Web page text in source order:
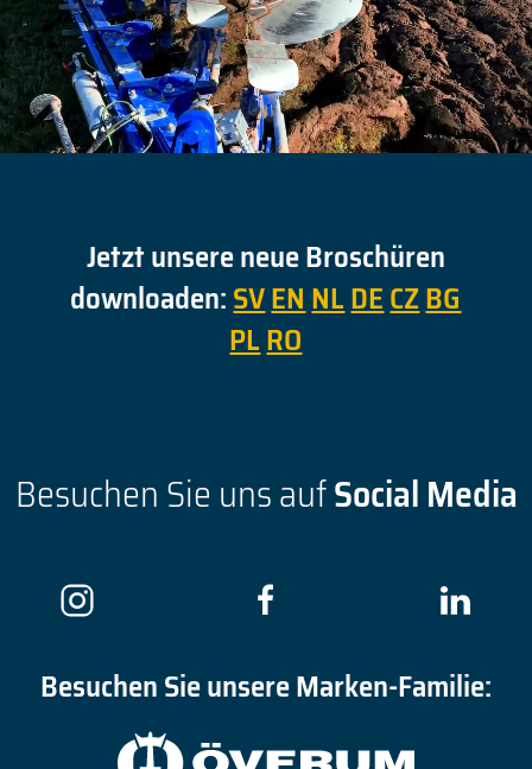
Jetzt unsere neue Broschüren
downloaden:SVENNLDECZBG
PLRO
Besuchen Sie uns aufSocial Media
Besuchen Sie unsere Marken-Familie: